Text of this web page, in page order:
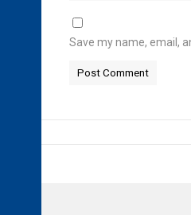
Save my name, email,